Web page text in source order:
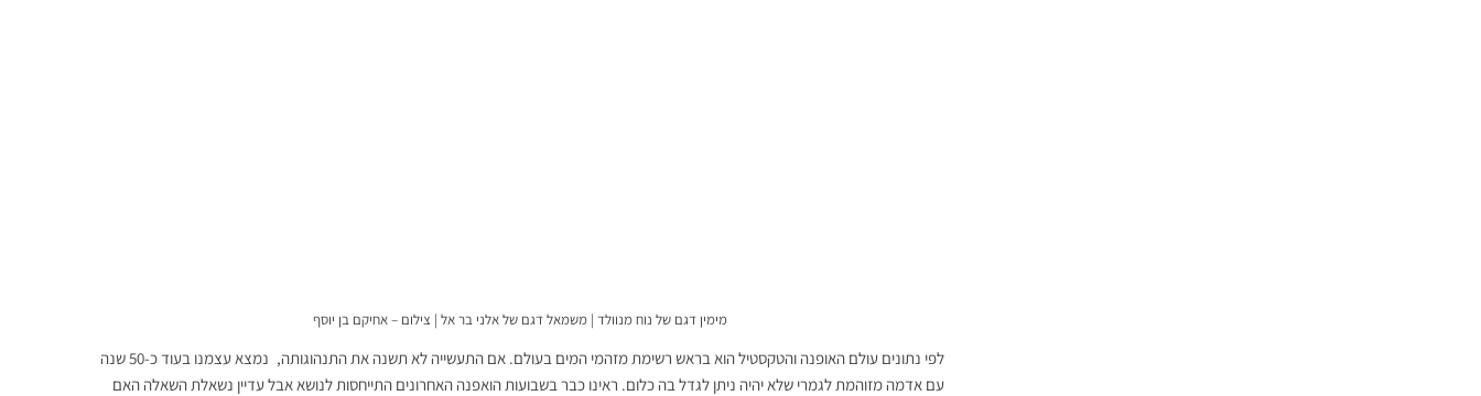
מימין דגם של נוח מנוולד | משמאל דגם של אלני בר אל | צילום – אחיקם בן יוסף
לפי נתונים עולם האופנה והטקסטיל הוא בראש רשימת מזהמי המים בעולם. אם התעשייה לא תשנה את התנהוגותה,
נמצא עצמנו בעוד כ-50 שנה
עם אדמה מזוהמת לגמרי שלא יהיה ניתן לגדל בה כלום. ראינו כבר בשבועות הואפנה האחרונים התייחסות לנושא אבל עדיין נשאלת השאלה האם